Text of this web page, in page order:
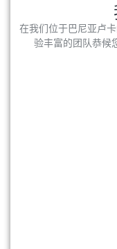
在我们位于巴尼亚卢
验丰富的团队恭候